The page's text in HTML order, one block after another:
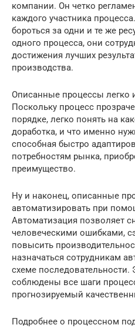
компании. Он четко
каждого участника
бороться за одни и те же
одного процесса, они
достижения лучших
производства.
Описанные процессы легко
Поскольку процесс
порядке, легко понять на
доработка, и что именно
способная быстро
потребностям рынка,
преимущество.
Ну и наконец, описанные
автоматизировать при
Автоматизация позволяет
человеческими ошибками,
повысить
назначаться сотрудникам
схеме последовательности.
соблюдены все шаги
прогнозируемый
Подробнее о процессном